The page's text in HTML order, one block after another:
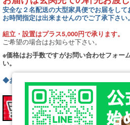
安全な２名配送の大型家具便でお届をして
お時間指定は出来ませんのでご了承下さい。
組立・設置はプラス5,000円で承ります。
ご希望の場合はお知らせ下さい。
※価格はお手数ですがお問い合わせフォー
い。
◆お問い合わせフォームはこちら